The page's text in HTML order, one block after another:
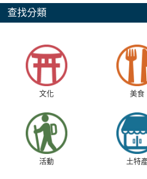
查找分類
文化 美食
活動 土特